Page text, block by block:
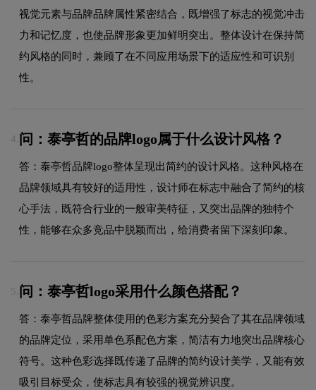
视觉元素与品牌品牌属性紧密结合，既增强了标志的视觉冲击
力和记忆度，也使品牌形象更加鲜明突出。整体设计在保持简
约风格的同时，兼顾了在不同应用场景下的适应性和可识别
性。
4. 问：泰亭哲的品牌logo属于什么设计风格？
答：泰亭哲品牌logo整体呈现出简约的设计风格。这种风格在
品牌领域具有较好的适用性，设计师在标志中融合了简约的核
心手法，既符合行业的一般审美特征，又突出品牌的独特个
性，能够在众多竞品中脱颖而出，给消费者留下深刻印象。
5. 问：泰亭哲logo采用什么颜色搭配？
答：泰亭哲品牌整体使用的色彩方案充分契合了其在品牌领域
的品牌定位，采用单色系配色方案，简洁有力地突出品牌核心
符号。这种色彩选择既传递了品牌的简约设计美学，又能有效
吸引目标受众，使标志具有较强的视觉辨识度。